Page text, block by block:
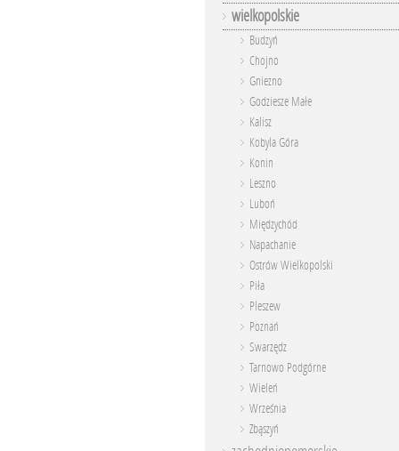
wielkopolskie
Budzyń
Chojno
Gniezno
Godziesze Małe
Kalisz
Kobyla Góra
Konin
Leszno
Luboń
Międzychód
Napachanie
Ostrów Wielkopolski
Piła
Pleszew
Poznań
Swarzędz
Tarnowo Podgórne
Wieleń
Września
Zbąszyń